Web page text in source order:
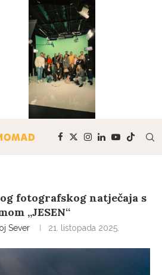
fotografskog natječaja s
„JESEN“
Sever 21. listopada 2025.